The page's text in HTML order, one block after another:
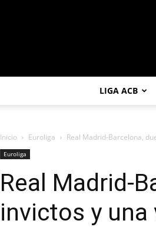
LIGA ACB
Inicio Euroliga Real Madrid-Barcelona,
Euroliga
Real Madrid-
invictos y